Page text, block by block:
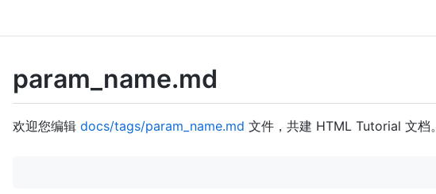
param_name.md
欢迎您编辑 docs/tags/param_name.md 文件，共建 HTML Tutorial 文档。